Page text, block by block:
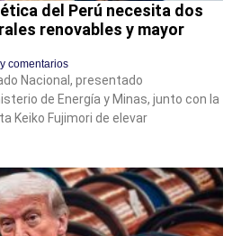
del Perú necesita dos
renovables y mayor
comentarios
Nacional, presentado
de Energía y Minas, junto con la
Keiko Fujimori de elevar